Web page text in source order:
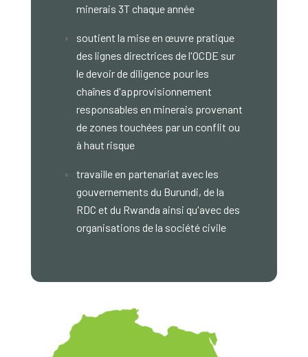
minerais 3T chaque année
soutient la mise en œuvre pratique
des lignes directrices de l'OCDE sur
le devoir de diligence pour les
chaînes d'approvisionnement
responsables en minerais provenant
de zones touchées par un conflit ou
à haut risque
travaille en partenariat avec les
gouvernements du Burundi, de la
RDC et du Rwanda ainsi qu'avec des
organisations de la société civile